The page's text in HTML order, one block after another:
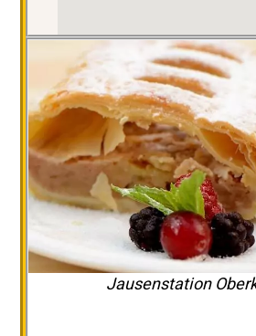
Jausenstation